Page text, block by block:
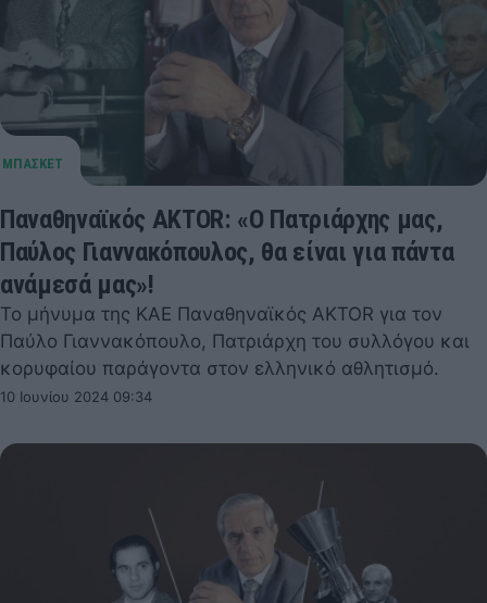
Παναθηναϊκός AKTOR: «O Πατριάρχης μας,
Παύλος Γιαννακόπουλος, θα είναι για πάντα
ανάμεσά μας»!
Το μήνυμα της ΚΑΕ Παναθηναϊκός AKTOR για τον
Παύλο Γιαννακόπουλο, Πατριάρχη του συλλόγου και
κορυφαίου παράγοντα στον ελληνικό αθλητισμό.
10 Ιουνίου 2024 09:34